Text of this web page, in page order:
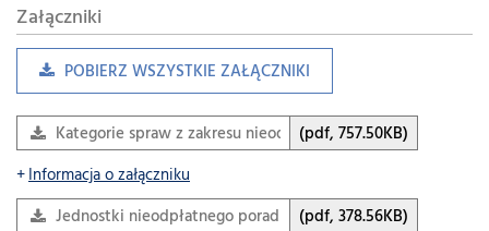
Załączniki
POBIERZ WSZYSTKIE ZAŁĄCZNIKI
Kategorie spraw z zakresu nieodpłatnej pomocy prawnej.pdf
(pdf, 757.50KB)
Informacja o załączniku
Jednostki nieodpłatnego poradnictwa obywatelskiego…
(pdf, 378.56KB)